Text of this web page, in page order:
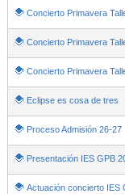
Concierto Primavera
Concierto Primavera
Concierto Primavera
Eclipse es cosa de tres
Proceso Admisión 26-27
Presentación IES GPB
Actuación concierto IES